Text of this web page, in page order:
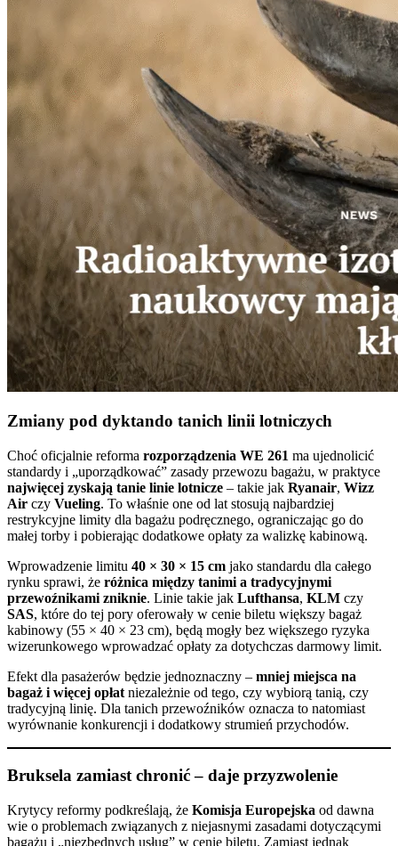
Zmiany pod dyktando tanich linii lotniczych
Choć oficjalnie reforma rozporządzenia WE 261 ma ujednolicić
standardy i „uporządkować” zasady przewozu bagażu, w praktyce
najwięcej zyskają tanie linie lotnicze – takie jak Ryanair, Wizz
Air czy Vueling. To właśnie one od lat stosują najbardziej
restrykcyjne limity dla bagażu podręcznego, ograniczając go do
małej torby i pobierając dodatkowe opłaty za walizkę kabinową.
Wprowadzenie limitu 40 × 30 × 15 cm jako standardu dla całego
rynku sprawi, że różnica między tanimi a tradycyjnymi
przewoźnikami zniknie. Linie takie jak Lufthansa, KLM czy
SAS, które do tej pory oferowały w cenie biletu większy bagaż
kabinowy (55 × 40 × 23 cm), będą mogły bez większego ryzyka
wizerunkowego wprowadzać opłaty za dotychczas darmowy limit.
Efekt dla pasażerów będzie jednoznaczny – mniej miejsca na
bagaż i więcej opłat niezależnie od tego, czy wybiorą tanią, czy
tradycyjną linię. Dla tanich przewoźników oznacza to natomiast
wyrównanie konkurencji i dodatkowy strumień przychodów.
Bruksela zamiast chronić – daje przyzwolenie
Krytycy reformy podkreślają, że Komisja Europejska od dawna
wie o problemach związanych z niejasnymi zasadami dotyczącymi
bagażu i „niezbędnych usług” w cenie biletu. Zamiast jednak